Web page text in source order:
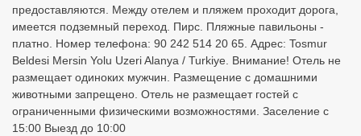
предоставляются. Между отелем и пляжем проходит дорога,
имеется подземный переход. Пирс. Пляжные павильоны -
платно. Номер телефона: 90 242 514 20 65. Адрес: Tosmur
Beldesi Mersin Yolu Uzeri Alanya / Turkiye. Внимание! Отель не
размещает одиноких мужчин. Размещение с домашними
животными запрещено. Отель не размещает гостей с
ограниченными физическими возможностями. Заселение с
15:00 Выезд до 10:00